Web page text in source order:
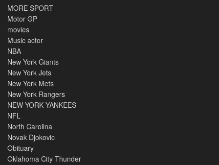
MORE SPORT
Motor GP
movies
Music actor
NBA
New York Giants
New York Jets
New York Mets
New York Rangers
NEW YORK YANKEES
NFL
North Carolina
Novak Djokovic
Obituary
Oklahoma City Thunder